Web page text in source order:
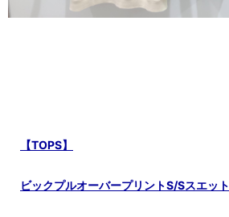
【TOPS】
ビックプルオーバープリントS/Sスエット